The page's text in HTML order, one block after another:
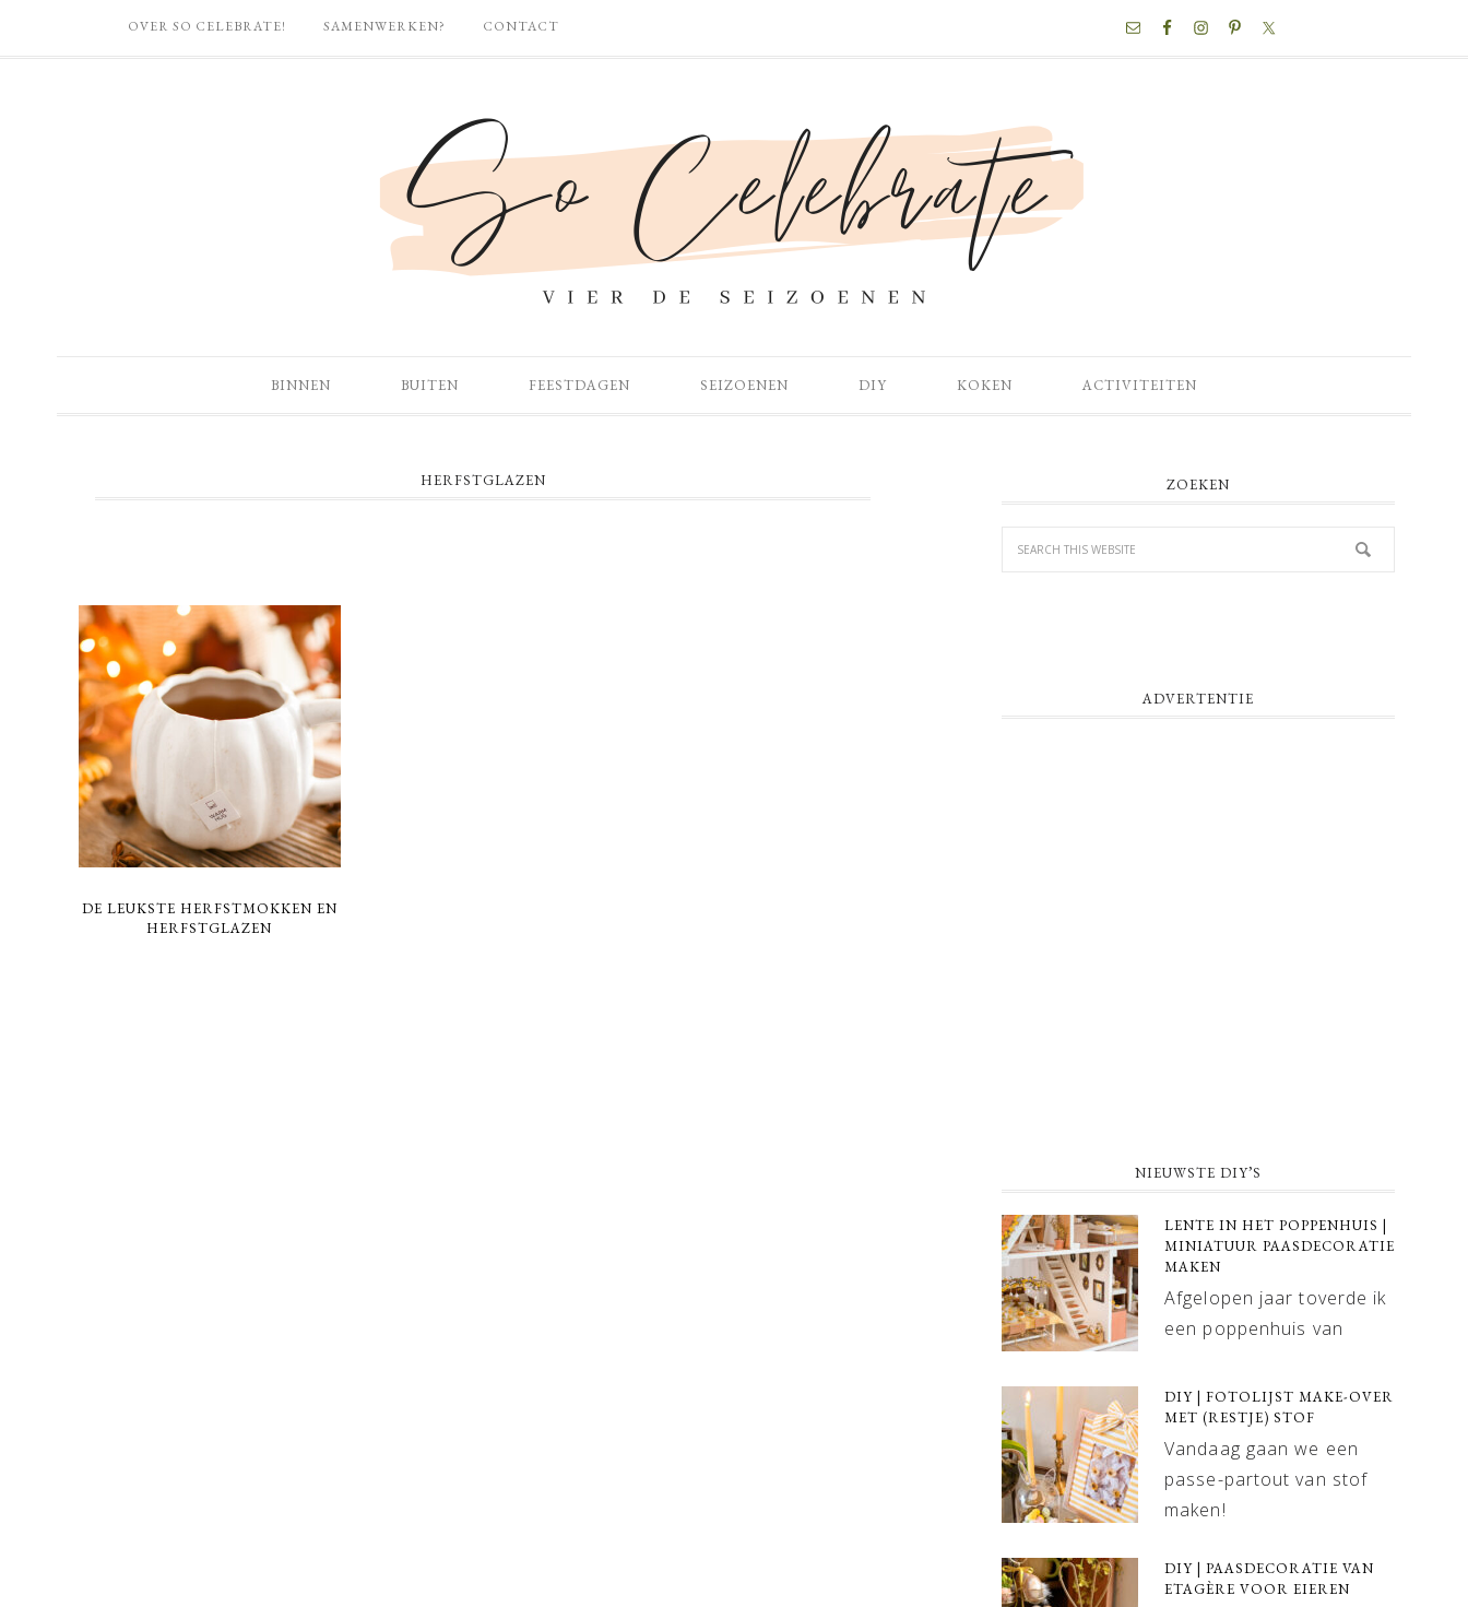
OVER SO CELEBRATE! SAMENWERKEN? CONTACT
BINNEN BUITEN FEESTDAGEN SEIZOENEN DIY KOKEN ACTIVITEITEN
HERFSTGLAZEN
DE LEUKSTE HERFSTMOKKEN EN
HERFSTGLAZEN
ZOEKEN
ADVERTENTIE
NIEUWSTE DIY’S
LENTE IN HET POPPENHUIS |
MINIATUUR PAASDECORATIE
MAKEN
Afgelopen jaar toverde ik
een poppenhuis van
DIY | FOTOLIJST MAKE-OVER
MET (RESTJE) STOF
Vandaag gaan we een
passe-partout van stof
maken!
DIY | PAASDECORATIE VAN
ETAGÈRE VOOR EIEREN